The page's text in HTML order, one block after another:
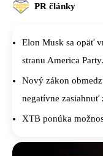
PR články
Elon Musk sa opäť
stranu America Party.
Nový zákon
negatívne zasiahnuť
XTB ponúka